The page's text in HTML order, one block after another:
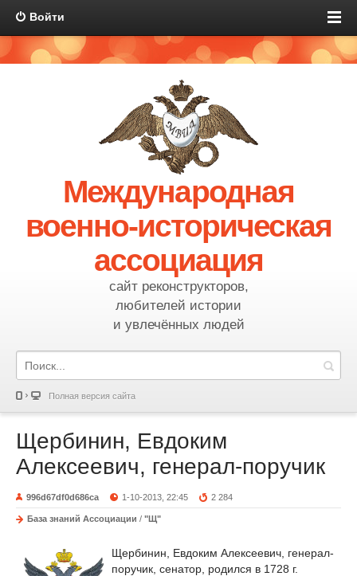
Войти
Международная
военно-историческая
ассоциация
сайт реконструкторов,
любителей истории
и увлечённых людей
Полная версия сайта
Щербинин, Евдоким
Алексеевич, генерал-поручик
996d67df0d686ca 1-10-2013, 22:45 2 284
База знаний Ассоциации / "Щ"
Щербинин, Евдоким Алексеевич, генерал-
поручик, сенатор, родился в 1728 г.